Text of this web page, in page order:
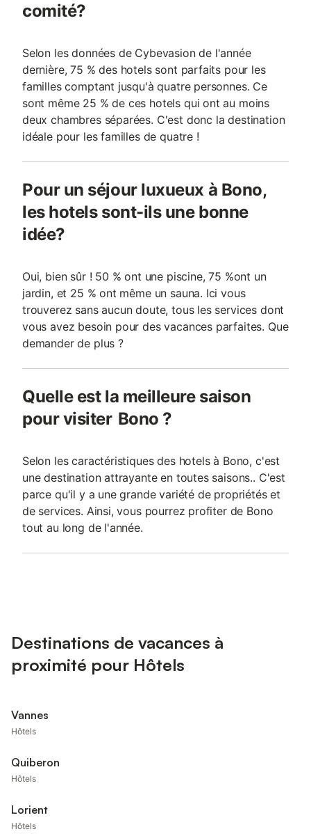
comité?
Selon les données de Cybevasion de l'année
dernière, 75 % des hotels sont parfaits pour les
familles comptant jusqu'à quatre personnes. Ce
sont même 25 % de ces hotels qui ont au moins
deux chambres séparées. C'est donc la destination
idéale pour les familles de quatre !
Pour un séjour luxueux à Bono,
les hotels sont-ils une bonne
idée?
Oui, bien sûr ! 50 % ont une piscine, 75 %ont un
jardin, et 25 % ont même un sauna. Ici vous
trouverez sans aucun doute, tous les services dont
vous avez besoin pour des vacances parfaites. Que
demander de plus ?
Quelle est la meilleure saison
pour visiter Bono ?
Selon les caractéristiques des hotels à Bono, c'est
une destination attrayante en toutes saisons.. C'est
parce qu'il y a une grande variété de propriétés et
de services. Ainsi, vous pourrez profiter de Bono
tout au long de l'année.
Destinations de vacances à
proximité pour Hôtels
Vannes
Hôtels
Quiberon
Hôtels
Lorient
Hôtels